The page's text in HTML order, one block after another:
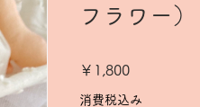
フラワー）
￥1,800価
格
消費税込み